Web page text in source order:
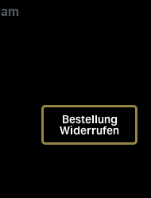
Bestellung
Widerrufen